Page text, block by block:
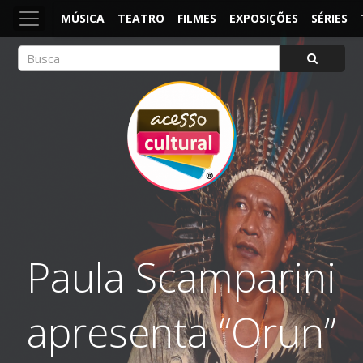
MÚSICA TEATRO FILMES EXPOSIÇÕES SÉRIES
ACESSO CULTURAL
Arte, Cultura Pop e Entretenimento
Paula Scamparini
apresenta “Orun”